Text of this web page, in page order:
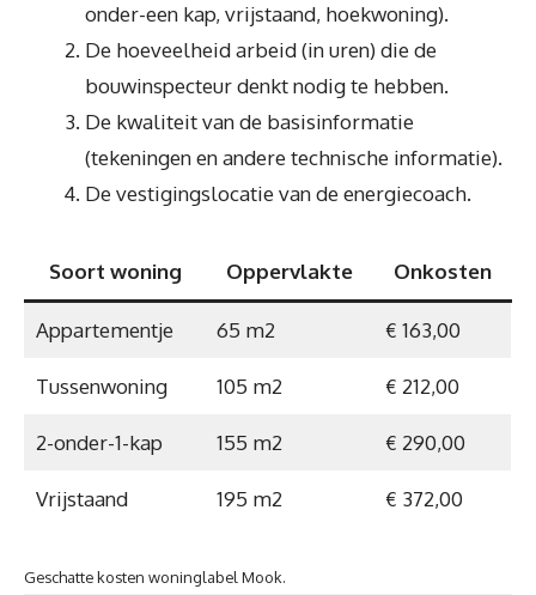
onder-een kap, vrijstaand, hoekwoning).
De hoeveelheid arbeid (in uren) die de
bouwinspecteur denkt nodig te hebben.
De kwaliteit van de basisinformatie
(tekeningen en andere technische informatie).
De vestigingslocatie van de energiecoach.
Soort woning Oppervlakte Onkosten
Appartementje 65 m2 € 163,00
Tussenwoning 105 m2 € 212,00
2-onder-1-kap 155 m2 € 290,00
Vrijstaand 195 m2 € 372,00
Geschatte kosten woninglabel Mook.